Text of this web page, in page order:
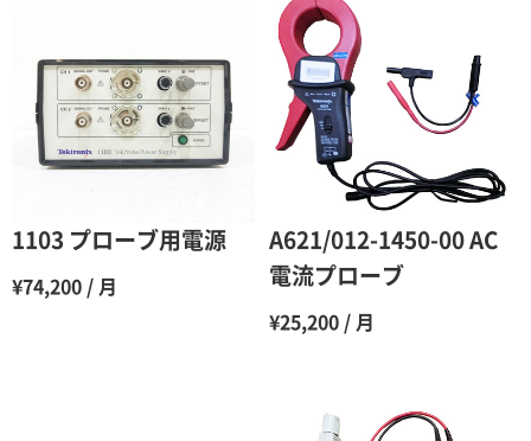
90％（割引率10％）
3ヶ月 80％（割引率20％）
4ヶ月 75％（割引率25％）
5ヶ月 70％（割引率30％）
60％（割引率 40％）
55％（割引率45％）
1103 プローブ用電源
¥74,200 / 月
A621/012-1450-00 AC
電流プローブ
¥25,200 / 月